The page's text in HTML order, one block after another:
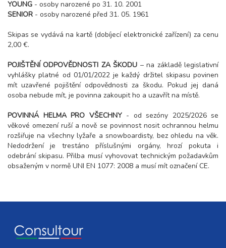
YOUNG - osoby narozené po 31. 10. 2001
SENIOR - osoby narozené před 31. 05. 1961
Skipas se vydává na kartě (dobíjecí elektronické zařízení) za cenu
2,00 €.
POJIŠTĚNÍ ODPOVĚDNOSTI ZA ŠKODU – na základě legislativní
vyhlášky platné od 01/01/2022 je každý držitel skipasu povinen
mít uzavřené pojištění odpovědnosti za škodu. Pokud jej daná
osoba nebude mít, je povinna zakoupit ho a uzavřít na místě.
POVINNÁ HELMA PRO VŠECHNY- od sezóny 2025/2026 se
věkové omezení ruší a nově se povinnost nosit ochrannou helmu
rozšiřuje na všechny lyžaře a snowboardisty, bez ohledu na věk.
Nedodržení je trestáno příslušnými orgány, hrozí pokuta i
odebrání skipasu. Přilba musí vyhovovat technickým požadavkům
obsaženým v normě UNI EN 1077: 2008 a musí mít označení CE.